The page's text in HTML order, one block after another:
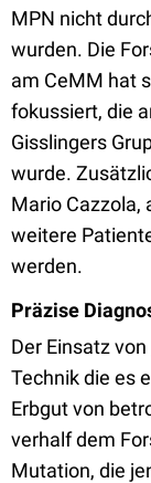
MPN nicht
wurden. Die
am CeMM hat
fokussiert, die
Gisslingers
wurde.
Mario Cazzola,
weitere
werden.
Präzise
Der Einsatz
Technik die es
Erbgut von
verhalf dem
Mutation, die